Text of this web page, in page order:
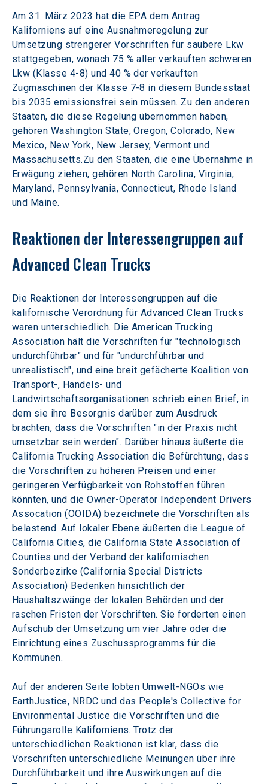
Am 31. März 2023 hat die EPA dem Antrag
Kaliforniens auf eine Ausnahmeregelung zur
Umsetzung strengerer Vorschriften für saubere Lkw
stattgegeben, wonach 75 % aller verkauften schweren
Lkw (Klasse 4-8) und 40 % der verkauften
Zugmaschinen der Klasse 7-8 in diesem Bundesstaat
bis 2035 emissionsfrei sein müssen. Zu den anderen
Staaten, die diese Regelung übernommen haben,
gehören Washington State, Oregon, Colorado, New
Mexico, New York, New Jersey, Vermont und
Massachusetts.Zu den Staaten, die eine Übernahme in
Erwägung ziehen, gehören North Carolina, Virginia,
Maryland, Pennsylvania, Connecticut, Rhode Island
und Maine.
Reaktionen der Interessengruppen auf
Advanced Clean Trucks
Die Reaktionen der Interessengruppen auf die
kalifornische Verordnung für Advanced Clean Trucks
waren unterschiedlich. Die American Trucking
Association hält die Vorschriften für "technologisch
undurchführbar" und für "undurchführbar und
unrealistisch", und eine breit gefächerte Koalition von
Transport-, Handels- und
Landwirtschaftsorganisationen schrieb einen Brief, in
dem sie ihre Besorgnis darüber zum Ausdruck
brachten, dass die Vorschriften "in der Praxis nicht
umsetzbar sein werden". Darüber hinaus äußerte die
California Trucking Association die Befürchtung, dass
die Vorschriften zu höheren Preisen und einer
geringeren Verfügbarkeit von Rohstoffen führen
könnten, und die Owner-Operator Independent Drivers
Assocation (OOIDA) bezeichnete die Vorschriften als
belastend. Auf lokaler Ebene äußerten die League of
California Cities, die California State Association of
Counties und der Verband der kalifornischen
Sonderbezirke (California Special Districts
Association) Bedenken hinsichtlich der
Haushaltszwänge der lokalen Behörden und der
raschen Fristen der Vorschriften. Sie forderten einen
Aufschub der Umsetzung um vier Jahre oder die
Einrichtung eines Zuschussprogramms für die
Kommunen.
Auf der anderen Seite lobten Umwelt-NGOs wie
EarthJustice, NRDC und das People's Collective for
Environmental Justice die Vorschriften und die
Führungsrolle Kaliforniens. Trotz der
unterschiedlichen Reaktionen ist klar, dass die
Vorschriften unterschiedliche Meinungen über ihre
Durchführbarkeit und ihre Auswirkungen auf die